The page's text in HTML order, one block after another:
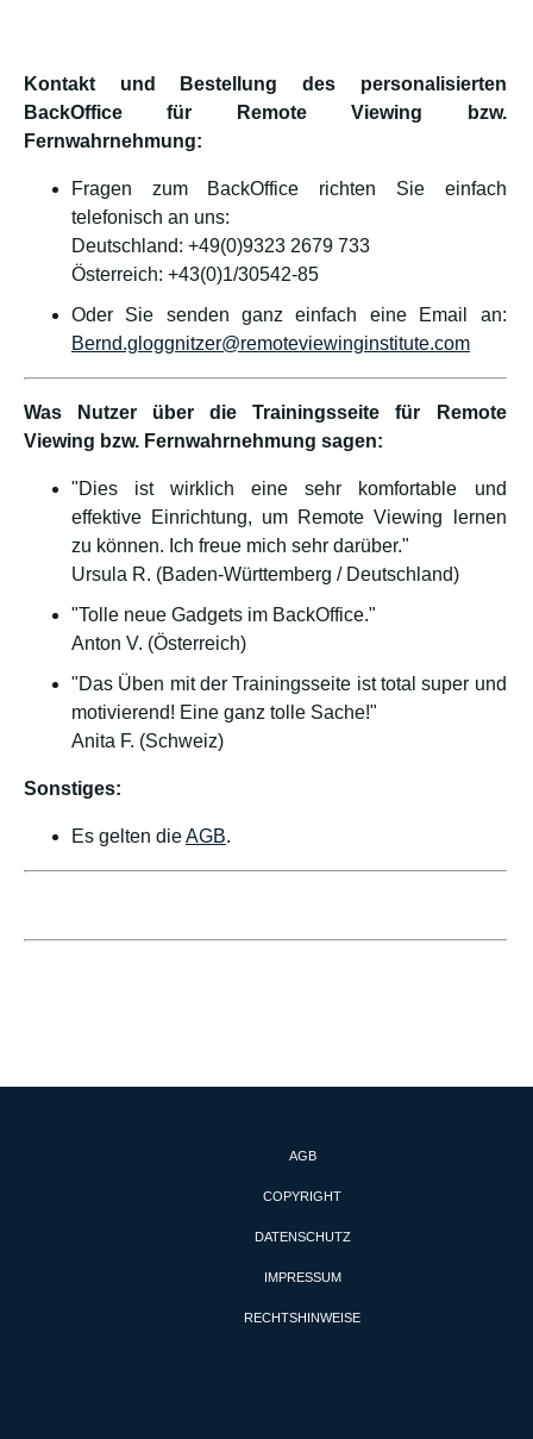
Kontakt und Bestellung des personalisierten
BackOffice für Remote Viewing bzw.
Fernwahrnehmung:
Fragen zum BackOffice richten Sie einfach
telefonisch an uns:
Deutschland: +49(0)9323 2679 733
Österreich: +43(0)1/30542-85
Oder Sie senden ganz einfach eine Email an:
Bernd.gloggnitzer@remoteviewinginstitute.com
Was Nutzer über die Trainingsseite für Remote
Viewing bzw. Fernwahrnehmung sagen:
"Dies ist wirklich eine sehr komfortable und
effektive Einrichtung, um Remote Viewing lernen
zu können. Ich freue mich sehr darüber."
Ursula R. (Baden-Württemberg / Deutschland)
"Tolle neue Gadgets im BackOffice."
Anton V. (Österreich)
"Das Üben mit der Trainingsseite ist total super und
motivierend! Eine ganz tolle Sache!"
Anita F. (Schweiz)
Sonstiges:
Es gelten dieAGB.
AGB
COPYRIGHT
DATENSCHUTZ
IMPRESSUM
RECHTSHINWEISE